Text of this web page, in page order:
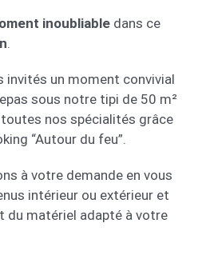
inoubliabledans ce
.
invités un moment convivial
sous notre tipi de 50 m²
nos spécialités grâce
“Autour du feu”.
à votre demande en vous
intérieur ou extérieur et
du matériel adapté à votre